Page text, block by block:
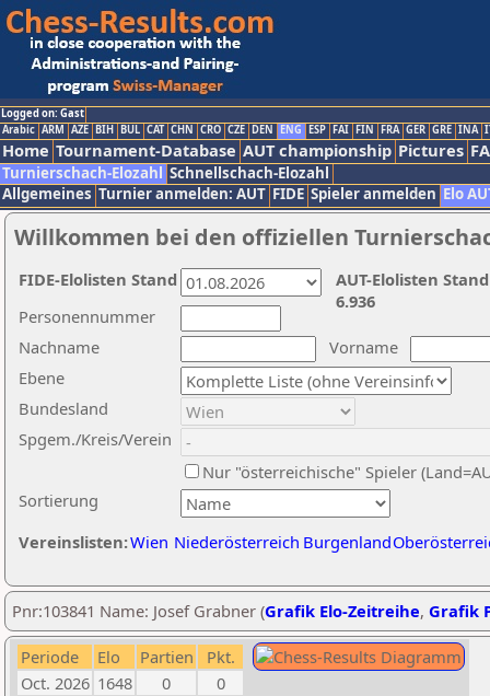
Logged on: Gast
Arabic ARM AZE BIH BUL CAT CHN CRO CZE DEN ENG ESP FAI FIN FRA GER GRE INA
Home Tournament-Database AUT championship Pictures
Turnierschach-Elozahl Schnellschach-Elozahl
Allgemeines Turnier anmelden: AUT FIDE Spieler anmelden Elo
Willkommen bei den offiziellen
Nachname
Vorname
Ebene
Sortierung
Personennummer
Bundesland
Spgem./Kreis/Verein
Nur "österreichische" Spieler
Vereinslisten:Wien Niederösterreich Burgenland
AUT-Elolisten
6.936
FIDE-Elolisten Stand
Pnr:103841 Name: Josef Grabner (Grafik Elo-Zeitreihe, Grafik
Periode Elo Partien
Pkt.
Oct. 2026 1648 0
0